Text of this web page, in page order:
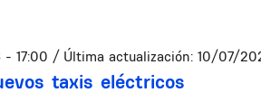
17:00 / Última actualización: 10/07/
taxis eléctricos